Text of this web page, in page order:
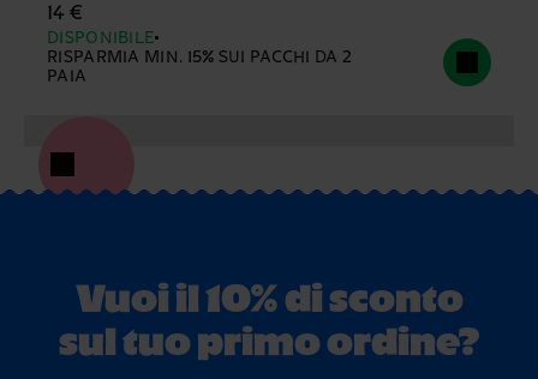
14 €
DISPONIBILE
RISPARMIA MIN. 15% SUI PACCHI DA 2
PAIA
Vuoi il 10% di sconto
sul tuo primo ordine?